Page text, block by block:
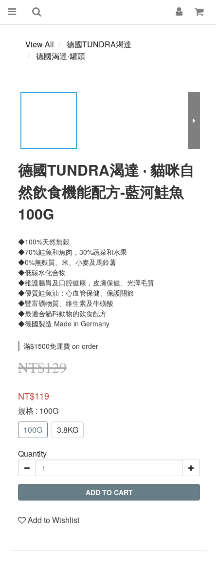
View All
德國TUNDRA渴達
德國渴達-罐頭
德國TUNDRA渴達 ‧ 貓咪自
然飲食機能配方-藍河鮭魚
100G
◆100%天然無穀
◆70%鮭魚和魚肉，30%蔬菜和水果
◆0%無麩質、米、小麥及馬鈴薯
◆低碳水化合物
◆維護腸胃及口腔健康，皮膚保健、光澤毛質
◆優質鮭魚油：心血管保健、保護關節
◆豐富礦物質、維生素及牛磺酸
◆最適合貓科動物的飲食配方
◆德國製造 Made in Germany
滿$1500免運費 on order
NT$129
NT$119
規格 : 100G
100G
3.8KG
Quantity
ADD TO CART
Add to Wishlist